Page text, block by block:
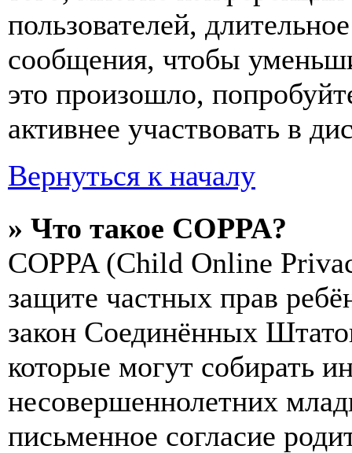
пользователей,
сообщения, чтобы
это произошло,
активнее участвовать в
Вернуться к началу
» Что такое COPPA?
COPPA (Child Online
защите частных прав
закон Соединённых
которые могут собирать
несовершеннолетних
письменное согласие